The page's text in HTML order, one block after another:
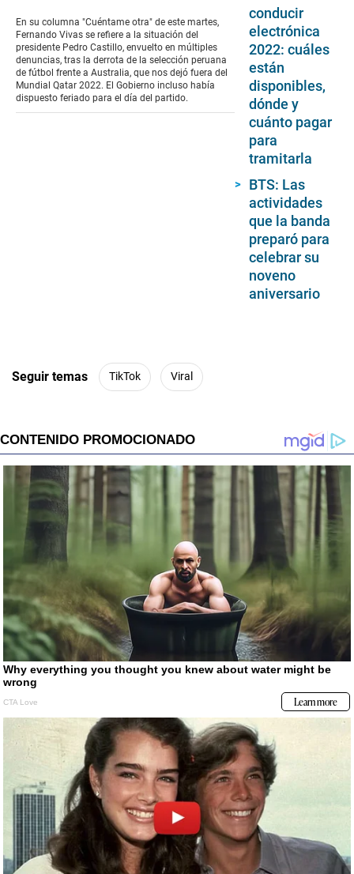
of
5
minutes,
47
seconds
En su columna "Cuéntame otra" de este martes,
Fernando Vivas se refiere a la situación del
presidente Pedro Castillo, envuelto en múltiples
denuncias, tras la derrota de la selección peruana
de fútbol frente a Australia, que nos dejó fuera del
Mundial Qatar 2022. El Gobierno incluso había
dispuesto feriado para el día del partido.
conducir
electrónica
2022: cuáles
están
disponibles,
dónde y
cuánto pagar
para
tramitarla
BTS: Las
actividades
que la banda
preparó para
celebrar su
noveno
aniversario
Seguir temas TikTok Viral